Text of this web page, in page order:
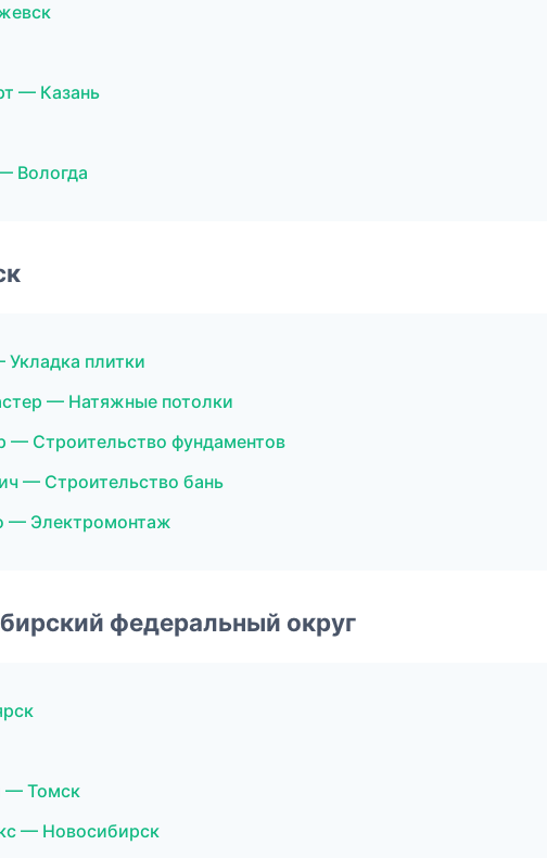
— Казань
Вологда
плитки
— Натяжные потолки
— Строительство фундаментов
— Строительство бань
— Электромонтаж
федеральный округ
— Томск
— Новосибирск